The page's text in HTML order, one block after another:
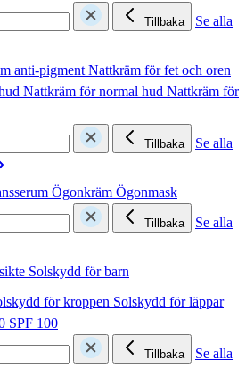
Tillbaka
Se alla
anti-pigmentNattkräm för fet och oren
Nattkräm för normal hud Nattkräm för
Tillbaka
Se alla
Ögonkräm Ögonmask
Tillbaka
Se alla
Solskydd för barn
för kroppen Solskydd för läppar
SPF 100
Tillbaka
Se alla